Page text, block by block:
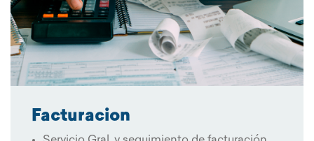
Facturacion